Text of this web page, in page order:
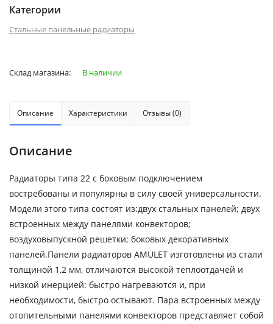
Категории
Стальные панельные радиаторы
Склад магазина: В наличии
Описание Характеристики Отзывы (0)
Описание
Радиаторы типа 22 с боковым подключением
востребованы и популярны в силу своей универсальности.
Модели этого типа состоят из:двух стальных панелей; двух
встроенных между панелями конвекторов;
воздуховыпускной решетки; боковых декоративных
панелей.Панели радиаторов AMULET изготовлены из стали
толщиной 1,2 мм, отличаются высокой теплоотдачей и
низкой инерцией: быстро нагреваются и, при
необходимости, быстро остывают. Пара встроенных между
отопительными панелями конвекторов представляет собой